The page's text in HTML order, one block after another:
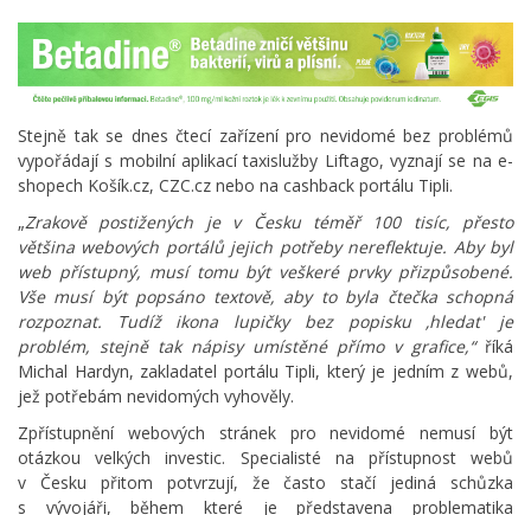
Stejně tak se dnes čtecí zařízení pro nevidomé bez problémů
vypořádají s mobilní aplikací taxislužby Liftago, vyznají se na e-
shopech Košík.cz, CZC.cz nebo na cashback portálu Tipli.
„Zrakově postižených je v Česku téměř 100 tisíc, přesto
většina webových portálů jejich potřeby nereflektuje. Aby byl
web přístupný, musí tomu být veškeré prvky přizpůsobené.
Vše musí být popsáno textově, aby to byla čtečka schopná
rozpoznat. Tudíž ikona lupičky bez popisku ‚hledat' je
problém, stejně tak nápisy umístěné přímo v grafice,“říká
Michal Hardyn, zakladatel portálu Tipli, který je jedním z webů,
jež potřebám nevidomých vyhověly.
Zpřístupnění webových stránek pro nevidomé nemusí být
otázkou velkých investic. Specialisté na přístupnost webů
v Česku přitom potvrzují, že často stačí jediná schůzka
s vývojáři, během které je představena problematika